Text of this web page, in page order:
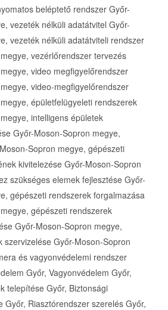
beléptető rendszer Győr-
vezeték nélküli adatátvitel Győr-
vezeték nélküli adatátviteli rendszer
vezérlőrendszer tervezés
video megfigyelőrendszer
video-megfigyelőrendszer
épületfelügyeleti rendszerek
intelligens épületek
Győr-Moson-Sopron megye,
Sopron megye, gépészeti
kivitelezése Győr-Moson-Sopron
szükséges elemek fejlesztése Győr-
gépészeti rendszerek forgalmazása
gépészeti rendszerek
Győr-Moson-Sopron megye,
szervizelése Győr-Moson-Sopron
és vagyonvédelemi rendszer
Győr, Vagyonvédelem Győr,
telepítése Győr, Biztonsági
Győr, Riasztórendszer szerelés Győr,